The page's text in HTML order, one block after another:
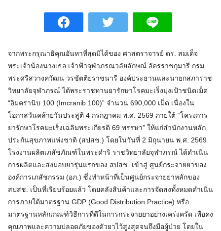
จากพระกรุณาธิคุณอันหาที่สุดมิได้ของ ศาสตราจารย์ ดร. สมเด็จ
พระเจ้าน้องนางเธอ เจ้าฟ้าจุฬาภรณวลัยลักษณ์ อัครราชกุมารี กรม
พระศรีสวางควัฒน วรขัตติยราชนารี องค์ประธานและนายกสภาราช
วิทยาลัยจุฬาภรณ์ ได้พระราชทานยารักษาโรคมะเร็งมุ่งเป้าชนิดเม็ด
“อิมครานิบ 100 (Imcranib 100)” จำนวน 690,000 เม็ด เนื่องใน
โอกาสวันคล้ายวันประสูติ 4 กรกฎาคม พ.ศ. 2569 ภายใต้ “โครงการ
ยารักษาโรคมะเร็งเฉลิมพระเกียรติ 69 พรรษา” ให้แก่สำนักงานหลัก
ประกันสุขภาพแห่งชาติ (สปสช.) โดยในวันที่ 2 มิถุนายน พ.ศ. 2569
โรงงานผลิตเภสัชภัณฑ์ในพระดําริ ราชวิทยาลัยจุฬาภรณ์ ได้ดำเนิน
การผลิตและส่งมอบยารุ่นแรกของ สปสช. เข้าสู่ ศูนย์กระจายยาของ
องค์การเภสัชกรรม (อภ.) ซึ่งทำหน้าที่เป็นศูนย์กระจายยาหลักของ
สปสช. เป็นที่เรียบร้อยแล้ว โดยคลังสินค้าและการจัดส่งทั้งหมดดำเนิน
การภายใต้มาตรฐาน GDP (Good Distribution Practice) หรือ
มาตรฐานหลักเกณฑ์วิธีการที่ดีในการกระจายยาอย่างเคร่งครัด เพื่อคง
คุณภาพและความปลอดภัยของตัวยาไว้สูงสุดจนถึงมือผู้ป่วย โดยใน